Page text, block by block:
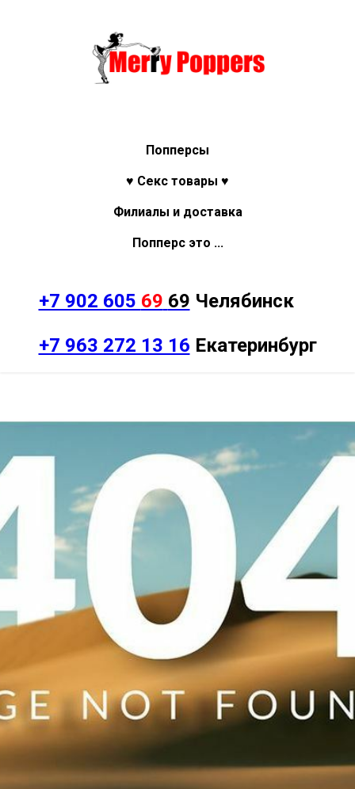
Попперсы
♥ Секс товары ♥
Филиалы и доставка
Попперс это ...
+7 902 605 69 69 Челябинск
+7 963 272 13 16 Екатеринбург